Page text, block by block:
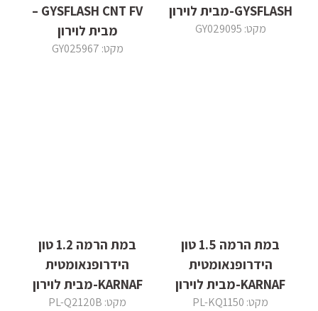
GYSFLASH-מבית לוירון
מקט: GY029095
GYSFLASH CNT FV –
מבית לוירון
מקט: GY025967
במת הרמה 1.5 טון
הידרופנאומטית
KARNAF-מבית לוירון
מקט: PL-KQ1150
במת הרמה 1.2 טון
הידרופנאומטית
KARNAF-מבית לוירון
מקט: PL-Q2120B